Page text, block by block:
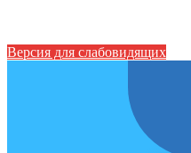
Версия для слабовидящих